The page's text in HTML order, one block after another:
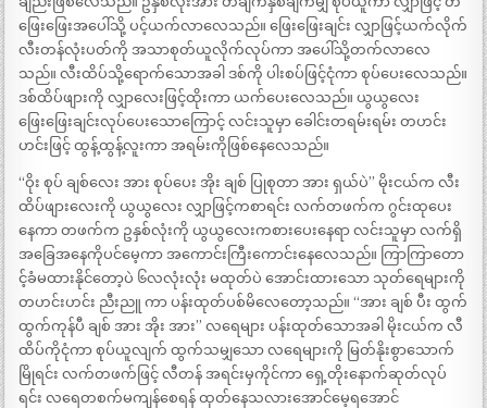
ဖြေးဖြေးအပေါ်သို့ ပင့်ယက်လာလေသည်။ ဖြေးဖြေးချင်း လျှာဖြင့်ယက်လိုက်
လီးတန်လုံးပတ်ကို အသာစုတ်ယူလိုက်လုပ်ကာ အပေါ်သို့တက်လာလေ
သည်။ လီးထိပ်သို့ရောက်သောအခါ ဒစ်ကို ပါးစပ်ဖြင့်ငုံကာ စုပ်ပေးလေသည်။
ဒစ်ထိပ်ဖျားကို လျှာလေးဖြင့်ထိုးကာ ယက်ပေးလေသည်။ ယွယွလေး
ဖြေးဖြေးချင်းလုပ်ပေးသောကြောင့် လင်းသူမှာ ခေါင်းတရမ်းရမ်း တဟင်း
ဟင်းဖြင့် ထွန့်ထွန့်လူးကာ အရမ်းကိုဖြစ်နေလေသည်။
“ဝိုး စုပ် ချစ်လေး အား စုပ်ပေး အိုး ချစ် ပြုစုတာ အား ရှယ်ပဲ” မိုးငယ်က လီး
ထိပ်ဖျားလေးကို ယွယွလေး လျှာဖြင့်ကစာရင်း လက်တဖက်က ဂွင်းထုပေး
နေကာ တဖက်က ဥနှစ်လုံးကို ယွယွလေးကစားပေးနေရာ လင်းသူမှာ လက်ရှိ
အခြေအနေကိုပင်မေ့ကာ အကောင်းကြီးကောင်းနေလေသည်။ ကြာကြာတော
င့်ခံမထားနိုင်တော့ပဲ ၆လလုံးလုံး မထုတ်ပဲ အောင်းထားသော သုတ်ရေများကို
တဟင်းဟင်း ညီးညူ ကာ ပန်းထုတ်ပစ်မိလေတော့သည်။ “အား ချစ် ပီး ထွက်
ထွက်ကုန်ပီ ချစ် အား အိုး အား” လရေများ ပန်းထုတ်သောအခါ မိုးငယ်က လီ
ထိပ်ကိုငုံကာ စုပ်ယူလျက် ထွက်သမျှသော လရေများကို မြတ်နိုးစွာသောက်
မြိုရင်း လက်တဖက်ဖြင့် လီတန် အရင်းမှကိုင်ကာ ရှေ့တိုးနောက်ဆုတ်လုပ်
ရင်း လရေတစက်မကျန်စေရန် ထုတ်နေသလားအောင်မေ့ရအောင်